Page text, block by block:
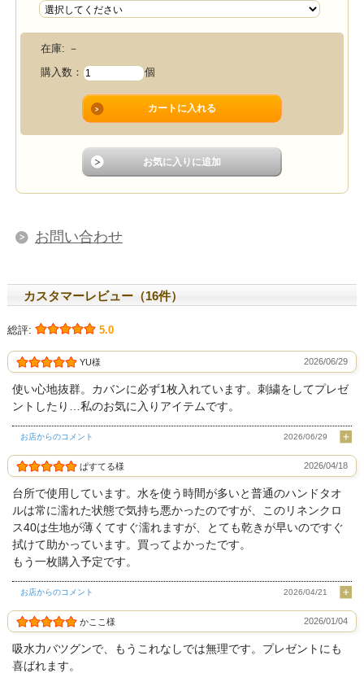
在庫: －
購入数：
個
お問い合わせ
カスタマーレビュー（16件）
総評: 5.0
YU様 2026/06/29
使い心地抜群。カバンに必ず1枚入れています。刺繍をしてプレゼ
ントしたり…私のお気に入りアイテムです。
お店からのコメント 2026/06/29
ぱすてる様 2026/04/18
台所で使用しています。水を使う時間が多いと普通のハンドタオ
ルは常に濡れた状態で気持ち悪かったのですが、このリネンクロ
ス40は生地が薄くてすぐ濡れますが、とても乾きが早いのですぐ
拭けて助かっています。買ってよかったです。
もう一枚購入予定です。
お店からのコメント 2026/04/21
かここ様 2026/01/04
吸水力バツグンで、もうこれなしでは無理です。プレゼントにも
喜ばれます。